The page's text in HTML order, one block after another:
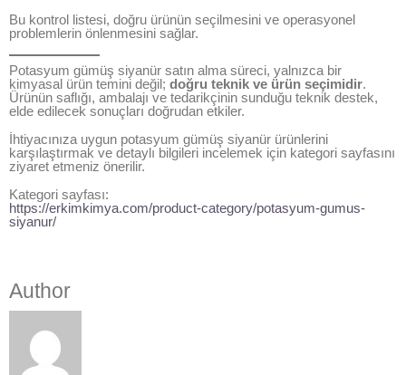
Bu kontrol listesi, doğru ürünün seçilmesini ve operasyonel
problemlerin önlenmesini sağlar.
Potasyum gümüş siyanür satın alma süreci, yalnızca bir
kimyasal ürün temini değil; doğru teknik ve ürün seçimidir.
Ürünün saflığı, ambalajı ve tedarikçinin sunduğu teknik destek,
elde edilecek sonuçları doğrudan etkiler.
İhtiyacınıza uygun potasyum gümüş siyanür ürünlerini
karşılaştırmak ve detaylı bilgileri incelemek için kategori sayfasını
ziyaret etmeniz önerilir.
Kategori sayfası:
https://erkimkimya.com/product-category/potasyum-gumus-
siyanur/
Author